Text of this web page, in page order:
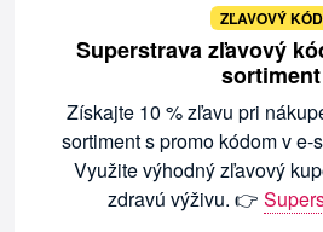
ZĽAVOVÝ KÓD
Superstrava zľavový
sortiment
Získajte 10 % zľavu pri
sortiment s promo kódom v e-
Využite výhodný zľavový
zdravú výživu. 👉